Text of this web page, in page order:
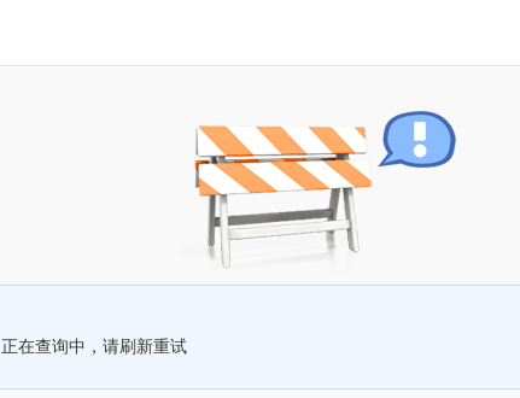
正在查询中，请刷新重试